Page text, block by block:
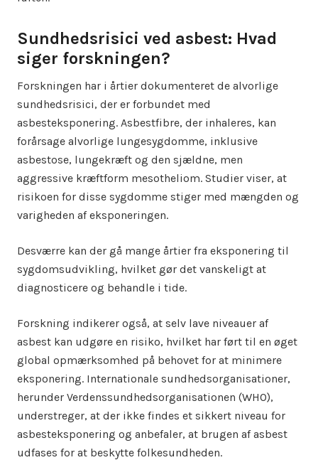
Sundhedsrisici ved asbest: Hvad
siger forskningen?
Forskningen har i årtier dokumenteret de alvorlige
sundhedsrisici, der er forbundet med
asbesteksponering. Asbestfibre, der inhaleres, kan
forårsage alvorlige lungesygdomme, inklusive
asbestose, lungekræft og den sjældne, men
aggressive kræftform mesotheliom. Studier viser, at
risikoen for disse sygdomme stiger med mængden og
varigheden af eksponeringen.
Desværre kan der gå mange årtier fra eksponering til
sygdomsudvikling, hvilket gør det vanskeligt at
diagnosticere og behandle i tide.
Forskning indikerer også, at selv lave niveauer af
asbest kan udgøre en risiko, hvilket har ført til en øget
global opmærksomhed på behovet for at minimere
eksponering. Internationale sundhedsorganisationer,
herunder Verdenssundhedsorganisationen (WHO),
understreger, at der ikke findes et sikkert niveau for
asbesteksponering og anbefaler, at brugen af asbest
udfases for at beskytte folkesundheden.